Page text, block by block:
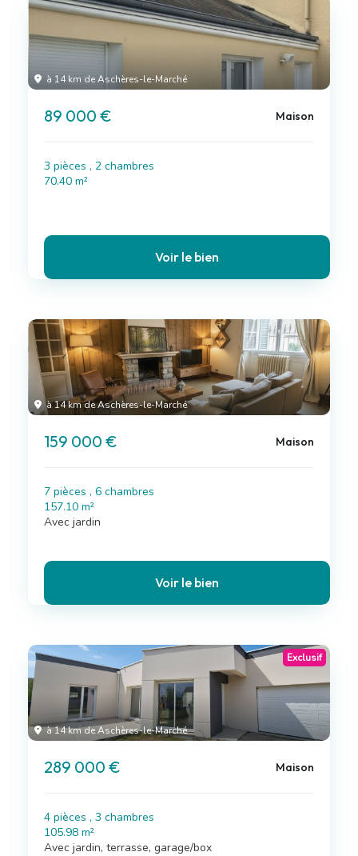
à 14 km de Aschères-le-Marché
89 000 € Maison
3 pièces , 2 chambres
70.40 m²
Voir le bien
à 14 km de Aschères-le-Marché
159 000 € Maison
7 pièces , 6 chambres
157.10 m²
Avec jardin
Voir le bien
à 14 km de Aschères-le-Marché
Exclusif
289 000 € Maison
4 pièces , 3 chambres
105.98 m²
Avec jardin, terrasse, garage/box